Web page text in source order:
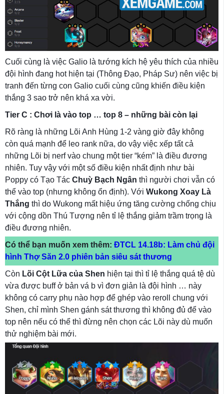
Cuối cùng là việc Galio là tướng kích hệ yêu thích của nhiều
đội hình đang hot hiện tại (Thông Đạo, Pháp Sư) nên việc bị
tranh đến từng con Galio cuối cùng cũng khiến điều kiện
thắng 3 sao trở nên khá xa vời.
Tier C : Chơi là vào top … top 8 – những bài còn lại
Rõ ràng là những Lõi Anh Hùng 1-2 vàng giờ đây không
còn quá mạnh để leo rank nữa, do vậy việc xếp tất cả
những Lõi bị nerf vào chung một tier “kém” là điều đương
nhiên. Tuy vậy với một số điều kiện nhất định như bài
Poppy có Tạo Tác Chuỳ Bạch Ngân thì người chơi vẫn có
thể vào top (nhưng không ổn định). Với Wukong Xoay Là
Thắng thì do Wukong mất hiệu ứng tăng cường chống chịu
với cộng dồn Thú Tượng nên tỉ lệ thắng giảm trầm trọng là
điều đương nhiên.
Có thể bạn muốn xem thêm: ĐTCL 14.18b: Làm chủ đội
hình Thợ Săn 2.0 phiên bản siêu sát thương
Còn Lõi Cột Lữa của Shen hiện tại thì tỉ lệ thắng quá tệ dù
vừa được buff ở bản vá b vì đơn giản là đội hình … này
không có carry phụ nào hợp để ghép vào reroll chung với
Shen, chỉ mình Shen gánh sát thương thì không đủ để vào
top nên nếu có thể thì đừng nên chọn các Lõi này dù muốn
thử nghiệm bài mới.